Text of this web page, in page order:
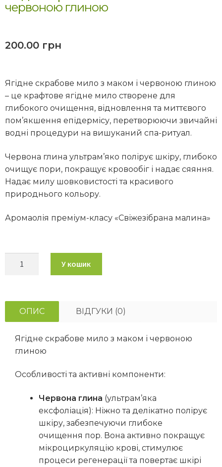
червоною глиною
200.00 грн
Ягідне скрабове мило з маком і червоною глиною
– це крафтове ягідне мило створене для
глибокого очищення, відновлення та миттєвого
пом’якшення епідермісу, перетворюючи звичайні
водні процедури на вишуканий спа-ритуал.
Червона глина ультрам’яко полірує шкіру, глибоко
очищує пори, покращує кровообіг і надає сяяння.
Надає милу шовковистості та красивого
природнього кольору.
Аромаолія преміум-класу «Свіжезібрана малина»
У кошик
ОПИС ВІДГУКИ (0)
Ягідне скрабове мило з маком і червоною
глиною
Особливості та активні компоненти:
Червона глина (ультрам’яка
ексфоліація): Ніжно та делікатно полірує
шкіру, забезпечуючи глибоке
очищення пор. Вона активно покращує
мікроциркуляцію крові, стимулює
процеси регенерації та повертає шкірі